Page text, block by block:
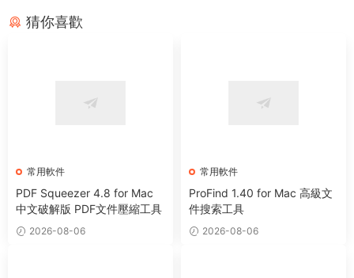
猜你喜歡
常用軟件
PDF Squeezer 4.8 for Mac
中文破解版 PDF文件壓縮工具
2026-08-06
常用軟件
ProFind 1.40 for Mac 高級文
件搜索工具
2026-08-06